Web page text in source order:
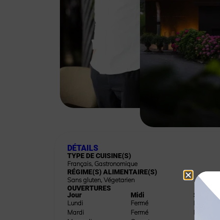
DÉTAILS
TYPE DE CUISINE(S)
Français, Gastronomique
RÉGIME(S) ALIMENTAIRE(S)
Sans gluten, Végetarien
OUVERTURES
Jour
Lundi
Mardi
Midi
Fermé
Fermé
Soir
Fermé
Fermé